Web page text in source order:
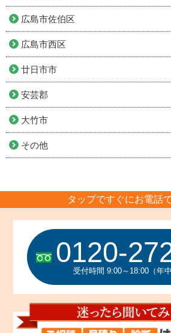
広島市佐伯区
広島市西区
廿日市市
安芸郡
大竹市
その他
タップですぐにお電話
0120-
受付時間 9:00～18:00（年中